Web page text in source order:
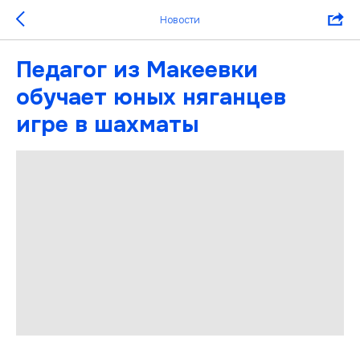
Новости
Педагог из Макеевки
обучает юных няганцев
игре в шахматы